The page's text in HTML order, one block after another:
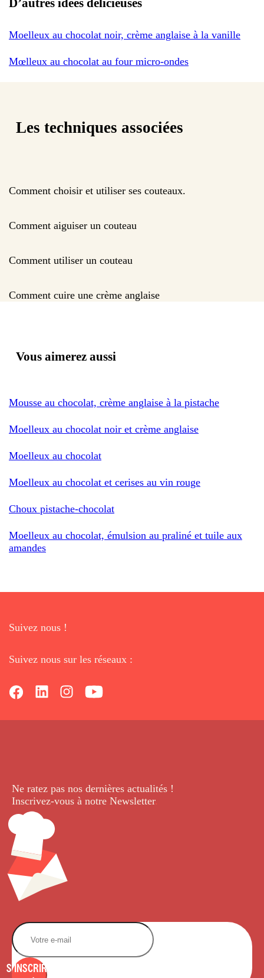
Moelleux au chocolat noir, crème anglaise à la vanille
Mœlleux au chocolat au four micro-ondes
Les techniques associées
Comment choisir et utiliser ses couteaux.
Comment aiguiser un couteau
Comment utiliser un couteau
Comment cuire une crème anglaise
Vous aimerez aussi
Mousse au chocolat, crème anglaise à la pistache
Moelleux au chocolat noir et crème anglaise
Moelleux au chocolat
Moelleux au chocolat et cerises au vin rouge
Choux pistache-chocolat
Moelleux au chocolat, émulsion au praliné et tuile aux
amandes
Suivez nous !
Suivez nous sur les réseaux :
Ne ratez pas nos dernières actualités !
Inscrivez-vous à notre Newsletter.
S'INSCRIRE